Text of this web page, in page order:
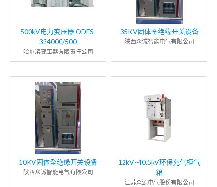
500kV电力变压器 ODFS-
334000/500
哈尔滨变压器有限责任公司
35KV固体全绝缘开关设备
陕西众诚智能电气有限公司
10KV固体全绝缘开关设备
陕西众诚智能电气有限公司
12kV~40.5kV环保充气柜气
箱
江苏森源电气股份有限公司